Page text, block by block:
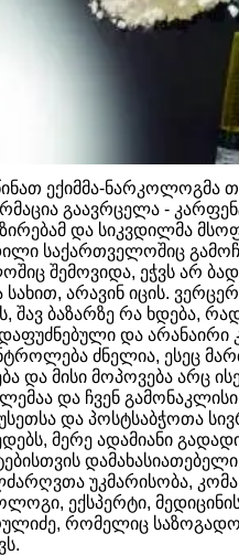
ექიმმა-ნარკოლოგმა
გაავრცელა -
და სიკვდილმა
საქართველოშიც
შემოვიდა, ეჭვს არ
სახით, არავინ იცის.
შავ ბაზარზე რა ხდება,
და არანაირი
ძნელია, ესეც
და მისი მოპოვება არც
და ჩვენ
და პოსტსაბჭოთა
მერე ადამიანი
უკმარისობა, კომა
ექსპერტი,
რომელიც